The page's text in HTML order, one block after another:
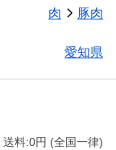
肉 豚肉
愛知県
送料:0円 (全国一律)